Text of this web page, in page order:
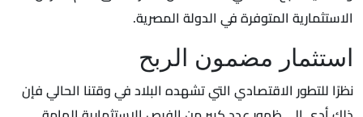
الاستثمارية المتوفرة في الدولة المصرية.
استثمار مضمون الربح
نظرًا للتطور الاقتصادي التي تشهده البلاد في وقتنا الحالي فإن